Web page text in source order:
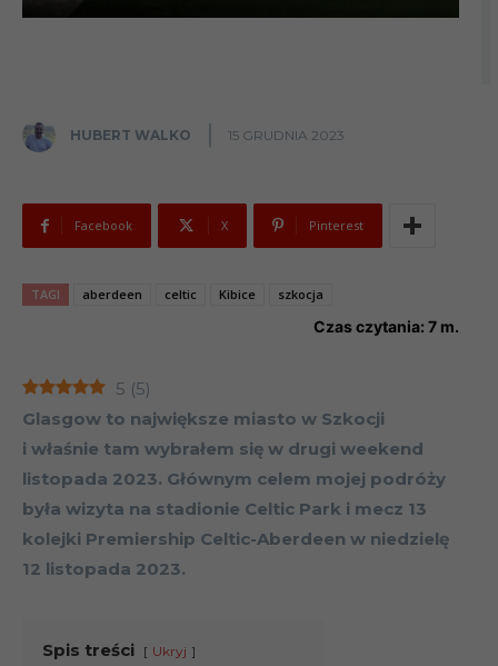
HUBERT WALKO 15 GRUDNIA 2023
Facebook X Pinterest
TAGI aberdeen celtic Kibice szkocja
Czas czytania: 7 m.
5 (5)
Glasgow to największe miasto w Szkocji
i właśnie tam wybrałem się w drugi weekend
listopada 2023. Głównym celem mojej podróży
była wizyta na stadionie Celtic Park i mecz 13
kolejki Premiership Celtic-Aberdeen w niedzielę
12 listopada 2023.
Spis treści Ukryj